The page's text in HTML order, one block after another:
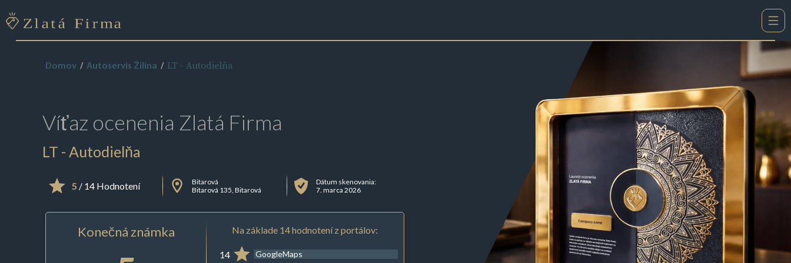
Domov Autoservis Žilina LT - Autodielňa
Víťaz ocenenia Zlatá Firma
LT - Autodielňa
5 / 14 Hodnotení
Bitarová
Bitarová 135, Bitarová
Dátum skenovania:
7. marca 2026
Konečná známka Na základe 14 hodnotení z portálov:
14 GoogleMaps